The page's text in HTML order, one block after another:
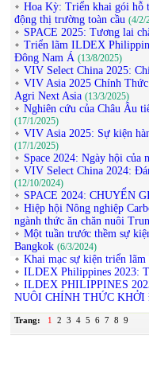
Hoa Kỳ: Triển khai gói hỗ
động thị trường toàn cầu (4/2/
SPACE 2025: Tương lai
Triển lãm ILDEX
Đông Nam Á (13/8/2025)
VIV Select China 2025:
VIV Asia 2025 Chính
Agri Next Asia (13/3/2025)
Nghiên cứu của Châu Âu
(17/1/2025)
VIV Asia 2025: Sự kiện
(17/1/2025)
Space 2024: Ngày hội của
VIV Select China 2024:
(12/10/2024)
SPACE 2024: CHUYỂN
Hiệp hội Nông nghiệp
ngành thức ăn chăn nuôi
Một tuần trước thềm sự
Bangkok (6/3/2024)
Khai mạc sự kiện triển
ILDEX Philippines 2023:
ILDEX PHILIPPINES
NUÔI CHÍNH THỨC KHỞI
Trang: 1 2 3 4 5 6 7 8 9